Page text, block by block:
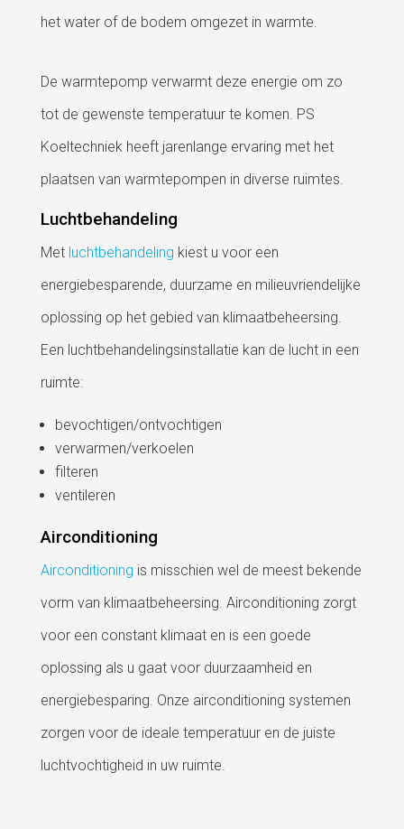
het water of de bodem omgezet in warmte.
De warmtepomp verwarmt deze energie om zo
tot de gewenste temperatuur te komen. PS
Koeltechniek heeft jarenlange ervaring met het
plaatsen van warmtepompen in diverse ruimtes.
Luchtbehandeling
Met luchtbehandeling kiest u voor een
energiebesparende, duurzame en milieuvriendelijke
oplossing op het gebied van klimaatbeheersing.
Een luchtbehandelingsinstallatie kan de lucht in een
ruimte:
bevochtigen/ontvochtigen
verwarmen/verkoelen
filteren
ventileren
Airconditioning
Airconditioning is misschien wel de meest bekende
vorm van klimaatbeheersing. Airconditioning zorgt
voor een constant klimaat en is een goede
oplossing als u gaat voor duurzaamheid en
energiebesparing. Onze airconditioning systemen
zorgen voor de ideale temperatuur en de juiste
luchtvochtigheid in uw ruimte.